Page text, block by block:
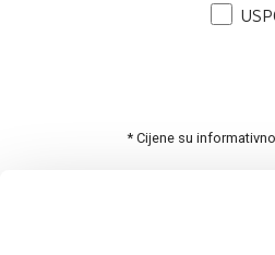
* Cijene su